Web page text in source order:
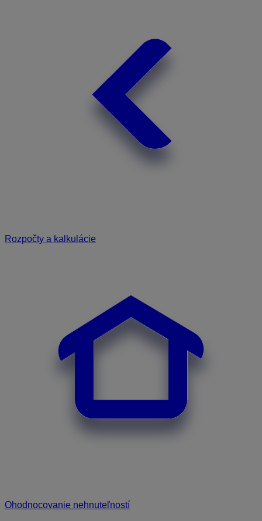
Rozpočty a kalkulácie
Ohodnocovanie nehnuteľností